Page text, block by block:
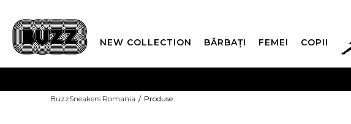
NEW COLLECTION BĂRBAȚI FEMEI COPII
CUMPĂRĂ ACUM, PLATESTE MAI TÂRZIU
BuzzSneakers Romania Produse